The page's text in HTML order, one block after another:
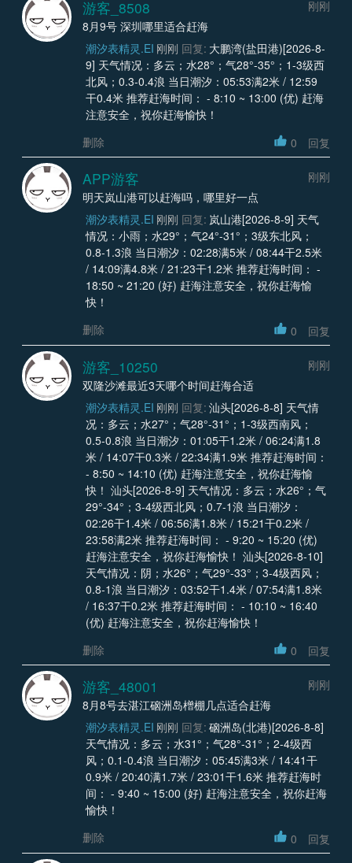
游客_8508
刚刚
8月9号 深圳哪里适合赶海
潮汐表精灵.EI 刚刚 回复: 大鹏湾(盐田港)[2026-8-
9] 天气情况：多云；水28°；气28°-35°；1-3级西
北风；0.3-0.4浪 当日潮汐：05:53满2米 / 12:59
干0.4米 推荐赶海时间： - 8:10 ~ 13:00 (优) 赶海
注意安全，祝你赶海愉快！
删除
0 回复
APP游客
刚刚
明天岚山港可以赶海吗，哪里好一点
潮汐表精灵.EI 刚刚 回复: 岚山港[2026-8-9] 天气
情况：小雨；水29°；气24°-31°；3级东北风；
0.8-1.3浪 当日潮汐：02:28满5米 / 08:44干2.5米
/ 14:09满4.8米 / 21:23干1.2米 推荐赶海时间： -
18:50 ~ 21:20 (好) 赶海注意安全，祝你赶海愉
快！
删除
0 回复
游客_10250
刚刚
双隆沙滩最近3天哪个时间赶海合适
潮汐表精灵.EI 刚刚 回复: 汕头[2026-8-8] 天气情
况：多云；水27°；气28°-31°；1-3级西南风；
0.5-0.8浪 当日潮汐：01:05干1.2米 / 06:24满1.8
米 / 14:07干0.3米 / 22:34满1.9米 推荐赶海时间：
- 8:50 ~ 14:10 (优) 赶海注意安全，祝你赶海愉
快！ 汕头[2026-8-9] 天气情况：多云；水26°；气
29°-34°；3-4级西北风；0.7-1浪 当日潮汐：
02:26干1.4米 / 06:56满1.8米 / 15:21干0.2米 /
23:58满2米 推荐赶海时间： - 9:20 ~ 15:20 (优)
赶海注意安全，祝你赶海愉快！ 汕头[2026-8-10]
天气情况：阴；水26°；气29°-33°；3-4级西风；
0.8-1浪 当日潮汐：03:52干1.4米 / 07:54满1.8米
/ 16:37干0.2米 推荐赶海时间： - 10:10 ~ 16:40
(优) 赶海注意安全，祝你赶海愉快！
删除
0 回复
游客_48001
刚刚
8月8号去湛江硇洲岛橧棚几点适合赶海
潮汐表精灵.EI 刚刚 回复: 硇洲岛(北港)[2026-8-8]
天气情况：多云；水31°；气28°-31°；2-4级西
风；0.1-0.4浪 当日潮汐：05:45满3米 / 14:41干
0.9米 / 20:40满1.7米 / 23:01干1.6米 推荐赶海时
间： - 9:40 ~ 15:00 (好) 赶海注意安全，祝你赶海
愉快！
删除
0 回复